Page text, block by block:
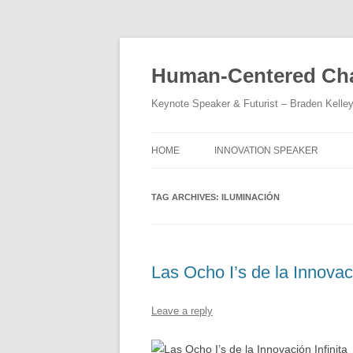
Human-Centered
Keynote Speaker & Futurist – Braden Kelley
HOME INNOVATION SPEAKER
TAG ARCHIVES: ILUMINACIÓN
Las Ocho I’s de la
Leave a reply